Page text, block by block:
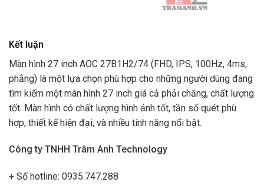
Kết luận
Màn hình 27 inch AOC 27B1H2/74 (FHD, IPS, 100Hz, 4ms,
phẳng) là một lựa chọn phù hợp cho những người dùng đang
tìm kiếm một màn hình 27 inch giá cả phải chăng, chất lượng
tốt. Màn hình có chất lượng hình ảnh tốt, tần số quét phù
hợp, thiết kế hiện đại, và nhiều tính năng nổi bật.
Công ty TNHH Trâm Anh Technology
+ Số hotline: 0935.747.288